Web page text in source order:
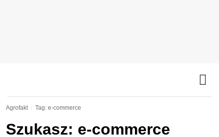
Agrofakt Tag: e-commerce
Szukasz: e-commerce